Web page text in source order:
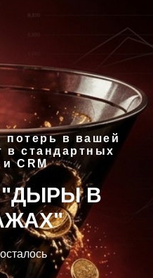
потерь в вашей
в стандартных
и CRM
В